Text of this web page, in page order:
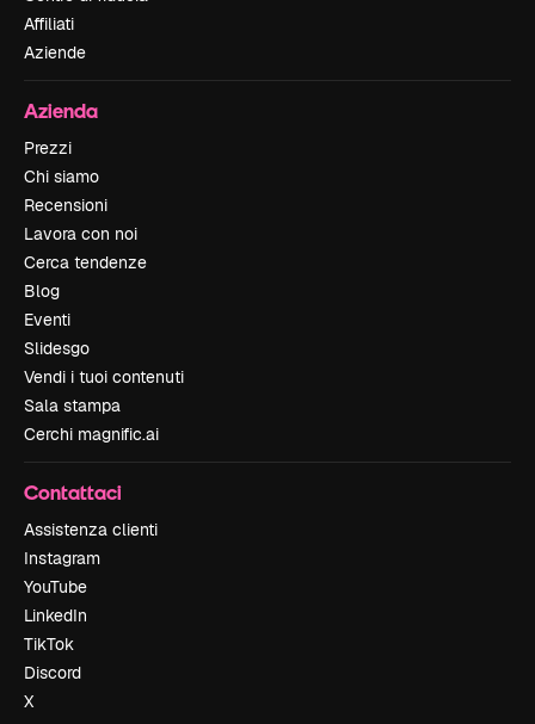
Affiliati
Aziende
Azienda
Prezzi
Chi siamo
Recensioni
Lavora con noi
Cerca tendenze
Blog
Eventi
Slidesgo
Vendi i tuoi contenuti
Sala stampa
Cerchi magnific.ai
Contattaci
Assistenza clienti
Instagram
YouTube
LinkedIn
TikTok
Discord
X